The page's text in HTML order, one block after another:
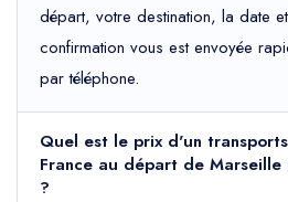
départ, votre destination, la date
confirmation vous est envoyée
par téléphone.
Quel est le prix d'un
France au départ de Marseille
?